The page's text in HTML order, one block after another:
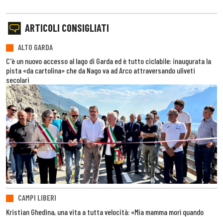
ARTICOLI CONSIGLIATI
ALTO GARDA
C'è un nuovo accesso al lago di Garda ed è tutto ciclabile: inaugurata la
pista «da cartolina» che da Nago va ad Arco attraversando uliveti
secolari
CAMPI LIBERI
Kristian Ghedina, una vita a tutta velocità: «Mia mamma morì quando